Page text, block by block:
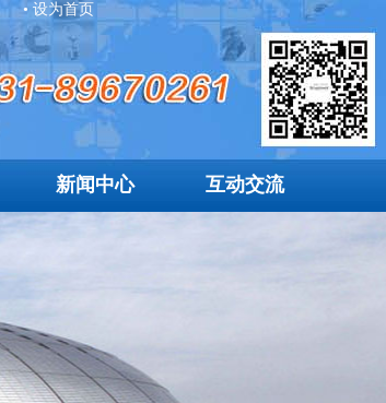
• 设为首页
新闻中心 互动交流